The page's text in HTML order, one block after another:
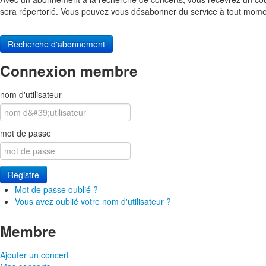
sera répertorié. Vous pouvez vous désabonner du service à tout
Recherche d'abonnement
Connexion membre
nom d'utilisateur
mot de passe
Registre
Mot de passe oublié ?
Vous avez oublié votre nom d'utilisateur ?
Membre
Ajouter un concert